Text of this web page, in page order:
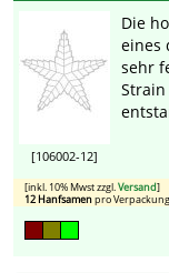
[106002-12]
Die
eines
sehr
[inkl. 10% Mwst zzgl.Versand]
12 Hanfsamenpro Verpackung